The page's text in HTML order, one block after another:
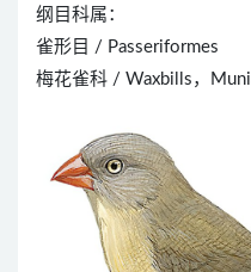
纲目科属：
雀形目 / Passeriformes
梅花雀科 / Waxbills，